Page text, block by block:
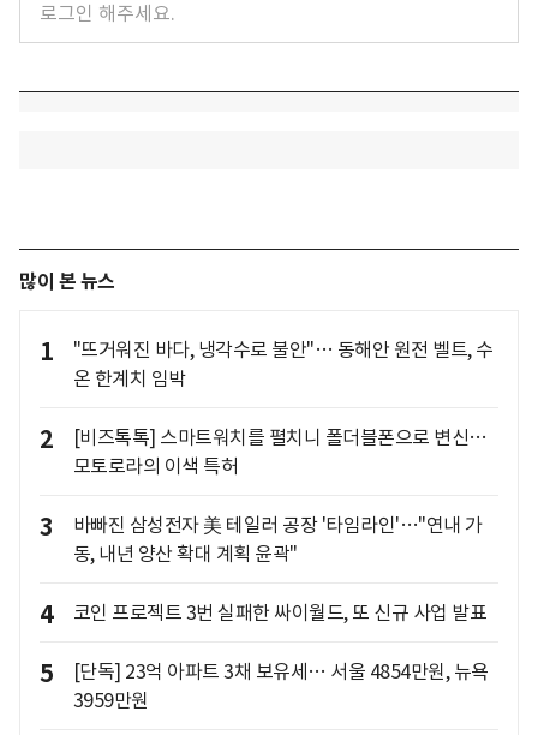
많이 본 뉴스
1
"뜨거워진 바다, 냉각수로 불안"… 동해안 원전 벨트, 수
온 한계치 임박
2
[비즈톡톡] 스마트워치를 펼치니 폴더블폰으로 변신…
모토로라의 이색 특허
3
바빠진 삼성전자 美 테일러 공장 '타임라인'…"연내 가
동, 내년 양산 확대 계획 윤곽"
4 코인 프로젝트 3번 실패한 싸이월드, 또 신규 사업 발표
5
[단독] 23억 아파트 3채 보유세… 서울 4854만원, 뉴욕
3959만원